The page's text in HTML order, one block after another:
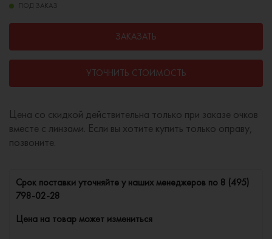
ПОД ЗАКАЗ
ЗАКАЗАТЬ
УТОЧНИТЬ СТОИМОСТЬ
Цена со скидкой действительна только при заказе очков
вместе с линзами. Если вы хотите купить только оправу,
позвоните.
Cрок поставки уточняйте у наших менеджеров по 8 (495)
798-02-28
Цена на товар может измениться